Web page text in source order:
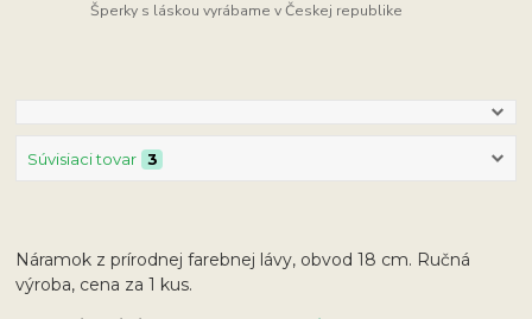
Šperky s láskou vyrábame v Českej republike
Súvisiaci tovar 3
Náramok z prírodnej farebnej lávy, obvod 18 cm. Ručná
výroba, cena za 1 kus.